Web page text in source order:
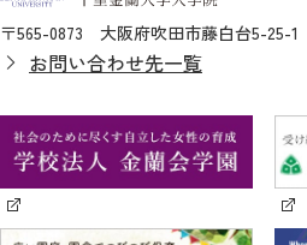
〒565-0873 大阪府吹田市藤白台5-25-1
お問い合わせ先一覧